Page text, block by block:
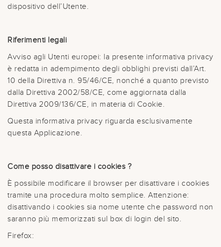
dispositivo dell’Utente.
Riferimenti legali
Avviso agli Utenti europei: la presente informativa privacy
è redatta in adempimento degli obblighi previsti dall’Art.
10 della Direttiva n. 95/46/CE, nonché a quanto previsto
dalla Direttiva 2002/58/CE, come aggiornata dalla
Direttiva 2009/136/CE, in materia di Cookie.
Questa informativa privacy riguarda esclusivamente
questa Applicazione.
Come posso disattivare i cookies ?
È possibile modificare il browser per disattivare i cookies
tramite una procedura molto semplice. Attenzione:
disattivando i cookies sia nome utente che password non
saranno più memorizzati sul box di login del sito.
Firefox: